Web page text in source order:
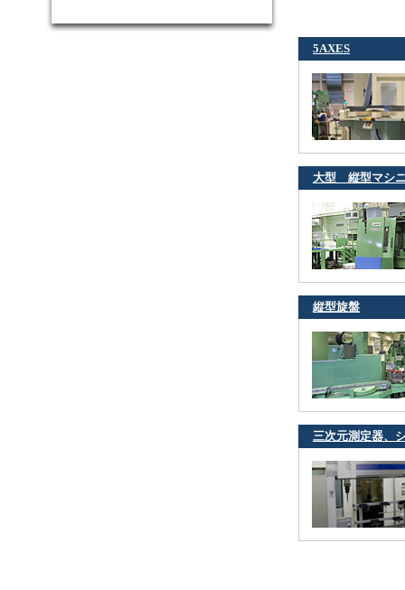
5AXES
大型 縦型マシ
縦型旋盤
三次元測定器、